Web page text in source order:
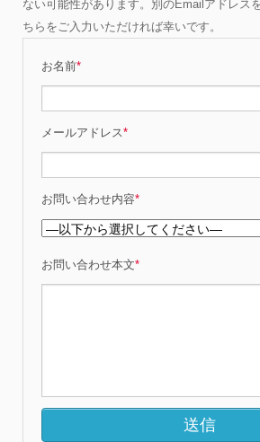
ない可能性があります。別のEmailアドレス
ちらをご入力いただければ幸いです。
お名前*
メールアドレス*
お問い合わせ内容*
お問い合わせ本文*